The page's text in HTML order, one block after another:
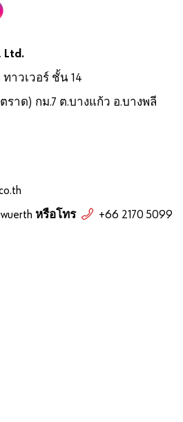
Ltd.
ทาวเวอร์ ชั้น 14
ราด) กม.7 ต.บางแก้ว อ.บางพลี
หรือโทร +66 2170 5099